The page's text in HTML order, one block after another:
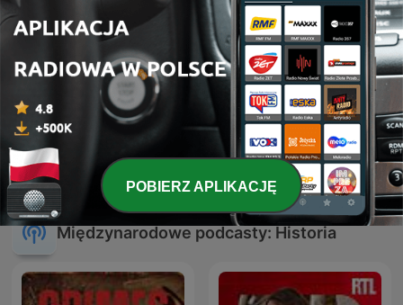
Historia, jakiej nie znacie Mroczne Wieki
Międzynarodowe podcasty: Historia
POBIERZ APLIKACJĘ